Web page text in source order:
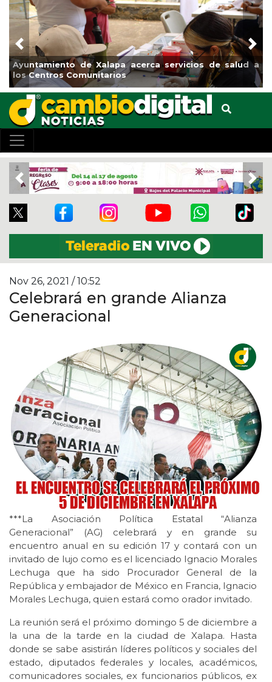
Ayuntamiento de Xalapa acerca servicios de salud a
los Centros Comunitarios
Previous
Previous
Nov 26, 2021 / 10:52
Celebrará en grande Alianza
Generacional
***La Asociación Política Estatal “Alianza
Generacional” (AG) celebrará y en grande su
encuentro anual en su edición 17 y contará con un
invitado de lujo como es el licenciado Ignacio Morales
Lechuga que ha sido Procurador General de la
República y embajador de México en Francia, Ignacio
Morales Lechuga, quien estará como orador invitado.
La reunión será el próximo domingo 5 de diciembre a
la una de la tarde en la ciudad de Xalapa. Hasta
donde se sabe asistirán líderes políticos y sociales del
estado, diputados federales y locales, académicos,
comunicadores sociales, ex funcionarios públicos, ex